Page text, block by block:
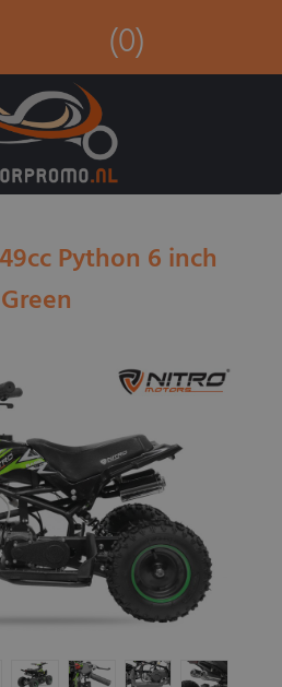
(0)
Python 6 inch
Green